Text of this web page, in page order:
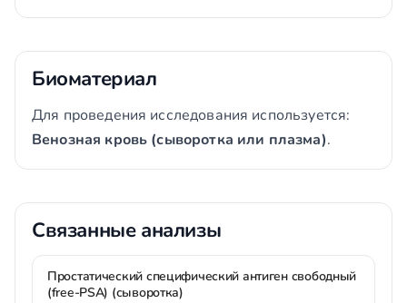
Биоматериал
Для проведения исследования используется:
Венозная кровь (сыворотка или плазма).
Связанные анализы
Простатический специфический антиген свободный
(free-PSA) (сыворотка)